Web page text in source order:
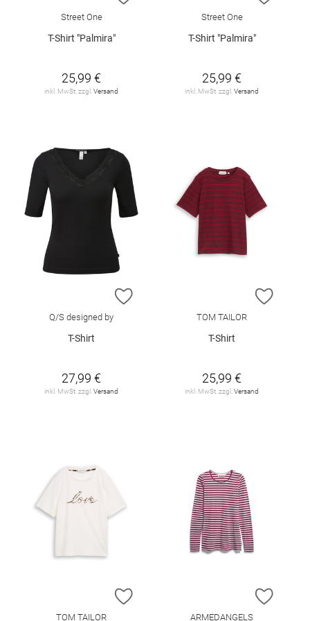
Street One
T-Shirt "Palmira"
25,99 €
inkl. MwSt. zzgl.Versand
Street One
T-Shirt "Palmira"
25,99 €
inkl. MwSt. zzgl.Versand
ZUR WUNSCHLISTE HINZUFÜGEN
Q/S designed by
T-Shirt
27,99 €
inkl. MwSt. zzgl. Versand
ZUR
TOM TAILOR
T-Shirt
25,99 €
inkl. MwSt. zzgl. Versand
ZUR WUNSCHLISTE HINZUFÜGEN
TOM TAILOR
ZUR
ARMEDANGELS